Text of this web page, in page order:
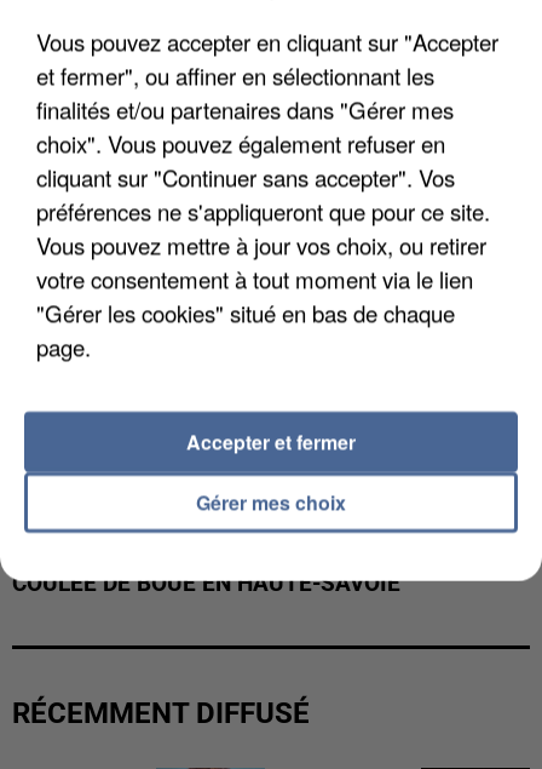
UN SECOND CADRE DE LA DZ MAFIA
INTERPELLÉ EN ALGÉRIE
COULÉE DE BOUE EN HAUTE-SAVOIE
RÉCEMMENT DIFFUSÉ
Vous pouvez accepter en cliquant sur "Accepter
et fermer", ou affiner en sélectionnant les
finalités et/ou partenaires dans "Gérer mes
choix". Vous pouvez également refuser en
cliquant sur "Continuer sans accepter". Vos
préférences ne s'appliqueront que pour ce site.
Vous pouvez mettre à jour vos choix, ou retirer
votre consentement à tout moment via le lien
"Gérer les cookies" situé en bas de chaque
page.
Gérer mes choix
Accepter et fermer